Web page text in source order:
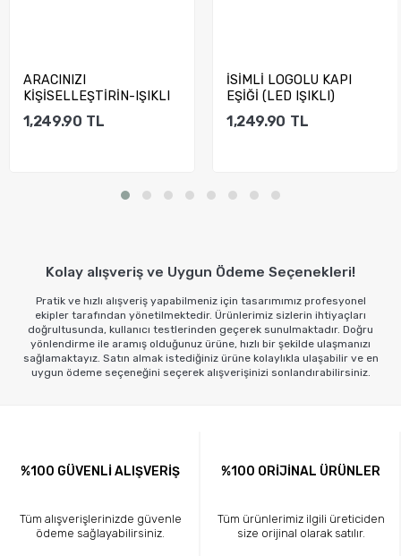
İSİMLİ LOGOLU KAPI
EŞİĞİ (LED IŞIKLI)
1,249.90 TL
APPCİTY İSİMLİ LOGOLU
KAPI EŞİĞİ (LED IŞIKLI)
1,249.90 TL
Kolay alışveriş ve Uygun Ödeme Seçenekleri!
Pratik ve hızlı alışveriş yapabilmeniz için tasarımımız profesyonel
ekipler tarafından yönetilmektedir. Ürünlerimiz sizlerin ihtiyaçları
doğrultusunda, kullanıcı testlerinden geçerek sunulmaktadır. Doğru
yönlendirme ile aramış olduğunuz ürüne, hızlı bir şekilde ulaşmanızı
sağlamaktayız. Satın almak istediğiniz ürüne kolaylıkla ulaşabilir ve en
uygun ödeme seçeneğini seçerek alışverişinizi sonlandırabilirsiniz.
%100 GÜVENLİ ALIŞVERİŞ
Tüm alışverişlerinizde güvenle
ödeme sağlayabilirsiniz.
%100 ORİJİNAL ÜRÜNLER
Tüm ürünlerimiz ilgili üreticiden
size orijinal olarak satılır.